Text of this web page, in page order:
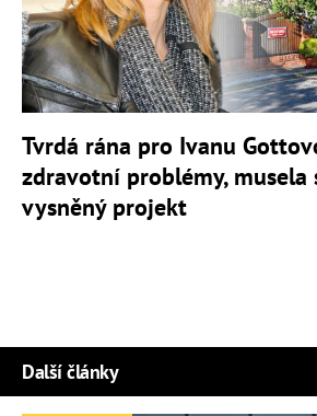
Tvrdá rána pro Ivanu
zdravotní problémy,
vysněný projekt
Další články